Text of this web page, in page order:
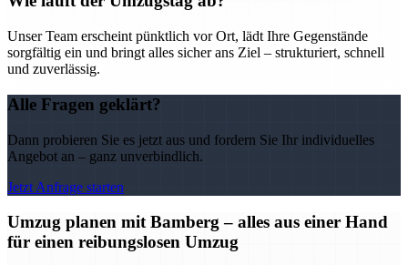
Unser Team erscheint pünktlich vor Ort, lädt Ihre Gegenstände
sorgfältig ein und bringt alles sicher ans Ziel – strukturiert, schnell
und zuverlässig.
Alle Fragen geklärt?
Dann probieren Sie es jetzt aus und fordern Sie Ihr individuelles
Angebot an – ganz unverbindlich.
Jetzt Anfrage starten
Umzug planen mit Bamberg – alles aus einer Hand
für einen reibungslosen Umzug